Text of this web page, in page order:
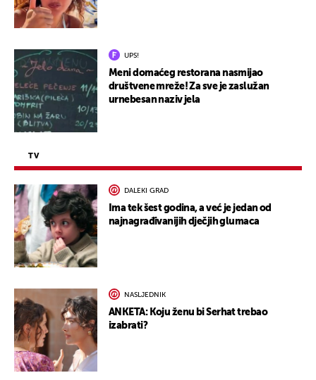
UPS!
Meni domaćeg restorana nasmijao
društvene mreže! Za sve je zaslužan
urnebesan naziv jela
TV
DALEKI GRAD
Ima tek šest godina, a već je jedan od
najnagrađivanijih dječjih glumaca
NASLJEDNIK
ANKETA: Koju ženu bi Serhat trebao
izabrati?